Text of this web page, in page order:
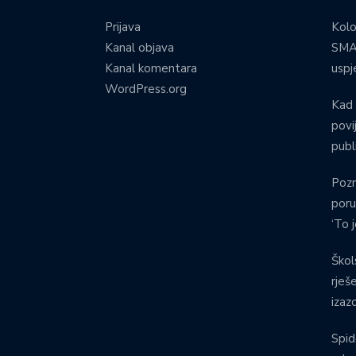
Prijava
Kanal objava
Kanal komentara
WordPress.org
‘To